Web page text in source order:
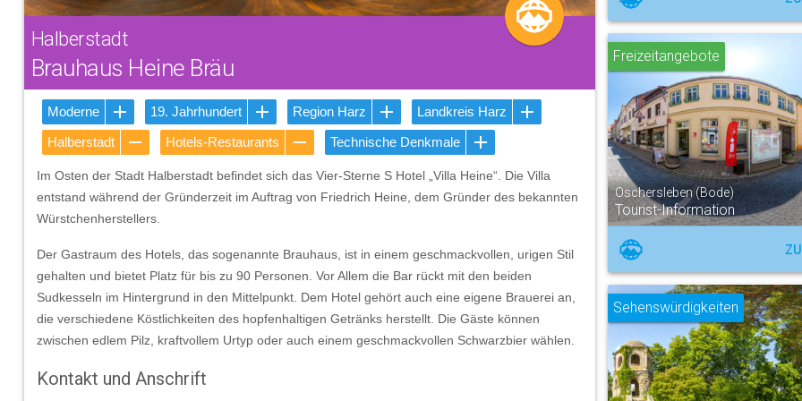
Halberstadt
Brauhaus Heine Bräu
Moderne 19. Jahrhundert Region Harz
Landkreis Harz
Halberstadt
Hotels-Restaurants Technische Denkmale
Im Osten der Stadt Halberstadt befindet sich das Vier-Sterne S Hotel „Villa Heine“. Die Villa
entstand während der Gründerzeit im Auftrag von Friedrich Heine, dem Gründer des bekannten
Würstchenherstellers.
Der Gastraum des Hotels, das sogenannte Brauhaus, ist in einem geschmackvollen, urigen Stil
gehalten und bietet Platz für bis zu 90 Personen. Vor Allem die Bar rückt mit den beiden
Sudkesseln im Hintergrund in den Mittelpunkt. Dem Hotel gehört auch eine eigene Brauerei an,
die verschiedene Köstlichkeiten des hopfenhaltigen Getränks herstellt. Die Gäste können
zwischen edlem Pilz, kraftvollem Urtyp oder auch einem geschmackvollen Schwarzbier wählen.
Kontakt und Anschrift
Oschersleben (Bode)
Tourist-Information
Freizeitangebote
Sehenswürdigkeiten